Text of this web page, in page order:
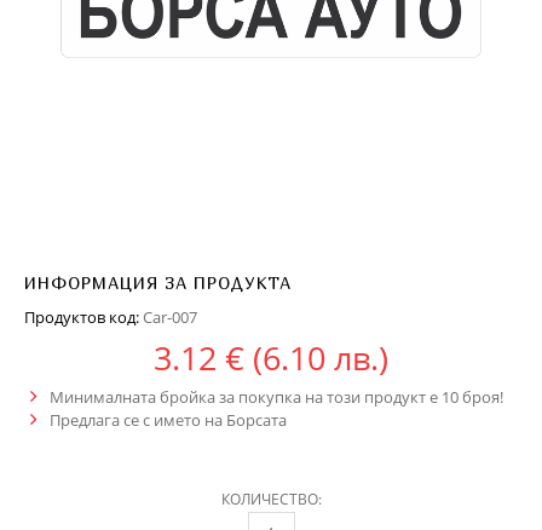
ИНФОРМАЦИЯ ЗА ПРОДУКТА
Продуктов код:Car-007
3.12 € (6.10 лв.)
Минималната бройка за покупка на този продукт е 10 броя!
Предлага се с името на Борсата
КОЛИЧЕСТВО: